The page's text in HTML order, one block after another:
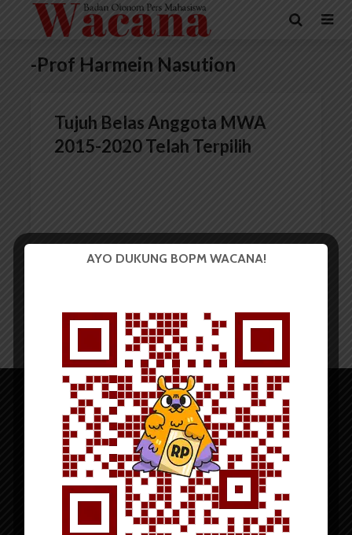
-Prof Harmein Nasution
Tujuh Belas Anggota MWA
2015-2020 Telah Terpilih
Copyright © 2023. All rights reserved BOPM WACANA.
AYO DUKUNG BOPM WACANA!